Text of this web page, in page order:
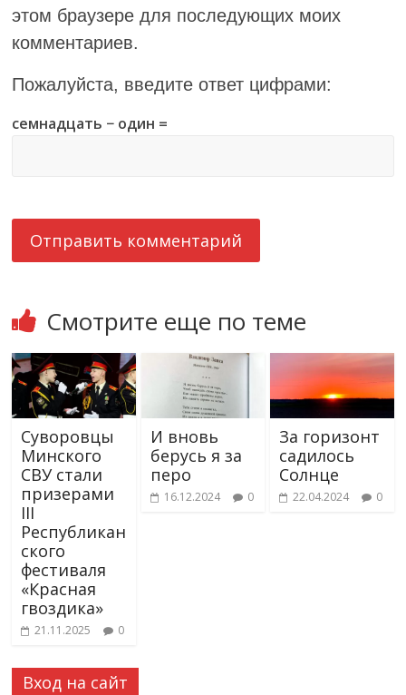
Смотрите еще по теме
Суворовцы
Минского
СВУ стали
призерами
III
Республикан
ского
фестиваля
«Красная
гвоздика»
21.11.2025 0
И вновь
берусь я за
перо
16.12.2024 0
За горизонт
садилось
Солнце
22.04.2024 0
этом браузере для последующих моих
комментариев.
Пожалуйста, введите ответ цифрами:
семнадцать − один =
Вход на сайт